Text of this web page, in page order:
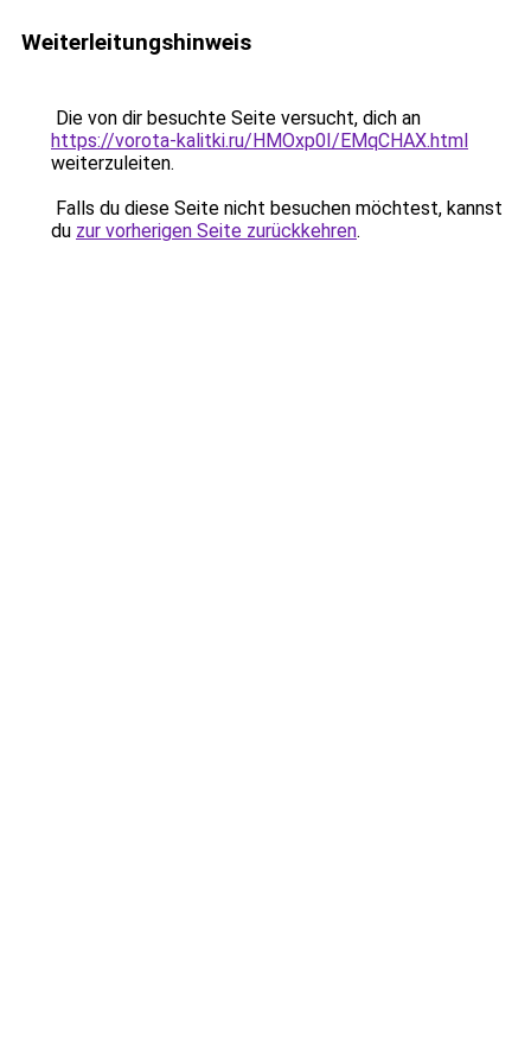
Weiterleitungshinweis
Die von dir besuchte Seite versucht, dich an
https://vorota-kalitki.ru/HMOxp0I/EMqCHAX.html
weiterzuleiten.
Falls du diese Seite nicht besuchen möchtest, kannst
du zur vorherigen Seite zurückkehren.